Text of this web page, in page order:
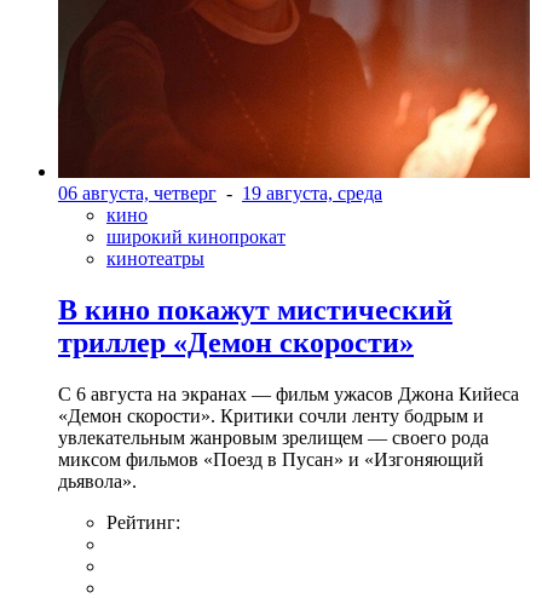
06 августа, четверг - 19 августа, среда
кино
широкий кинопрокат
кинотеатры
В кино покажут мистический
триллер «Демон скорости»
С 6 августа на экранах — фильм ужасов Джона Кийеса
«Демон скорости». Критики сочли ленту бодрым и
увлекательным жанровым зрелищeм — своего рода
миксом фильмов «Поезд в Пусан» и «Изгоняющий
дьявола».
Рейтинг: